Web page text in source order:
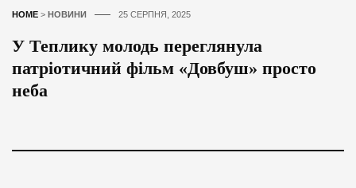
HOME > НОВИНИ 25 СЕРПНЯ, 2025
У Теплику молодь переглянула
патріотичний фільм «Довбуш» просто
неба